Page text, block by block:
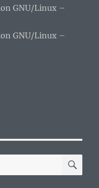
GNU/Linux –
GNU/Linux –